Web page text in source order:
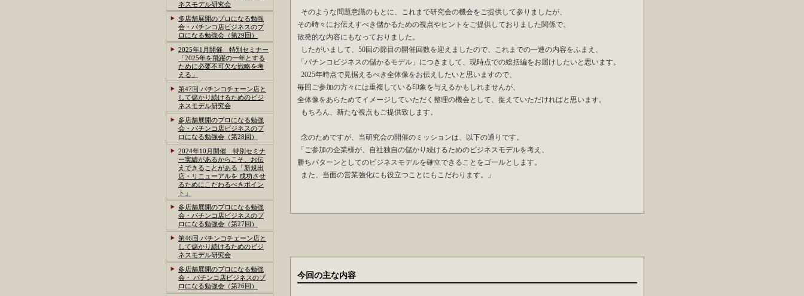
そのような問題意識のもとに、これまで研究会の機会をご提供して参りましたが、
その時々にお伝えすべき儲かるための視点やヒントをご提供しておりました関係で、
散発的な内容にもなっておりました。
したがいまして、50回の節目の開催回数を迎えましたので、これまでの一連の内容をふまえ、
「パチンコビジネスの儲かるモデル」につきまして、現時点での総括編をお届けしたいと思います。
2025年時点で見据えるべき全体像をお伝えしたいと思いますので、
毎回ご参加の方々には重複している印象を与えるかもしれませんが、
全体像をあらためてイメージしていただく整理の機会として、捉えていただければと思います。
もちろん、新たな視点もご提供致します。
念のためですが、当研究会の開催のミッションは、以下の通りです。
「ご参加の企業様が、自社独自の儲かり続けるためのビジネスモデルを考え、
勝ちパターンとしてのビジネスモデルを確立できることをゴールとします。
また、当面の営業強化にも役立つことにもこだわります。」
今回の主な内容
ネスモデル研究会
多店舗展開のプロになる勉強
会・パチンコ店ビジネスのプ
ロになる勉強会（第29回）
2025年1月開催 特別セミナー
「2025年を飛躍の一年とする
ために必要不可欠な戦略を考
える」
第47回 パチンコチェーン店と
して儲かり続けるためのビジ
ネスモデル研究会
多店舗展開のプロになる勉強
会・パチンコ店ビジネスのプ
ロになる勉強会（第28回）
2024年10月開催 特別セミナ
ー実績があるからこそ、お伝
えできることがある「新規出
店・リニューアルを 成功させ
るためにこだわるべきポイン
ト」
多店舗展開のプロになる勉強
会・パチンコ店ビジネスのプ
ロになる勉強会（第27回）
第46回 パチンコチェーン店と
して儲かり続けるためのビジ
ネスモデル研究会
多店舗展開のプロになる勉強
会・ パチンコ店ビジネスのプ
ロになる勉強会（第26回）